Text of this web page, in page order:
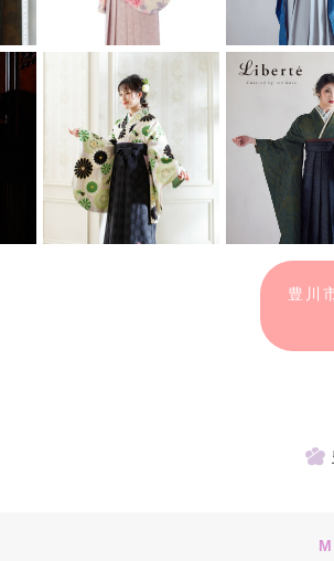
豊川